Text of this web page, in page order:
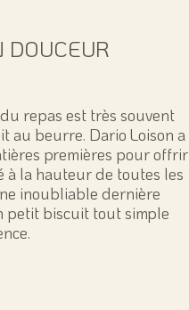
DOUCEUR
repas est très souvent
au beurre. Dario Loison a
premières pour offrir
la hauteur de toutes les
inoubliable dernière
petit biscuit tout simple